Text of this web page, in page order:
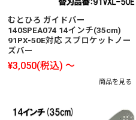
むとひろ ガイドバー
140SPEA074 14インチ(35cm)
91PX-50E対応 スプロケットノー
ズバー
¥3,050(税込) ～
商品を見る